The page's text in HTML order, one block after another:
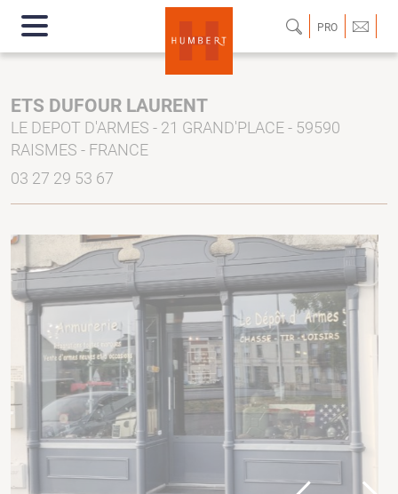
PRO
ETS DUFOUR LAURENT
LE DEPOT D'ARMES - 21 GRAND'PLACE - 59590
RAISMES - FRANCE
03 27 29 53 67